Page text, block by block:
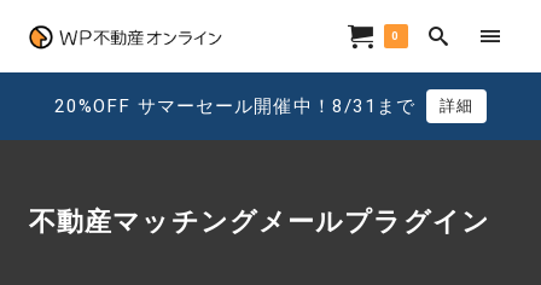
0
20%OFF サマーセール開催中！8/31まで 詳細
不動産マッチングメールプラグイン